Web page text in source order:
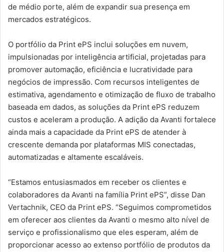
de médio porte, além de expandir sua presença em
mercados estratégicos.
O portfólio da Print ePS inclui soluções em nuvem,
impulsionadas por inteligência artificial, projetadas para
promover automação, eficiência e lucratividade para
negócios de impressão. Com recursos inteligentes de
estimativa, agendamento e otimização de fluxo de trabalho
baseada em dados, as soluções da Print ePS reduzem
custos e aceleram a produção. A adição da Avanti fortalece
ainda mais a capacidade da Print ePS de atender à
crescente demanda por plataformas MIS conectadas,
automatizadas e altamente escaláveis.
“Estamos entusiasmados em receber os clientes e
colaboradores da Avanti na família Print ePS”, disse Dan
Vertachnik, CEO da Print ePS. “Seguimos comprometidos
em oferecer aos clientes da Avanti o mesmo alto nível de
serviço e profissionalismo que eles esperam, além de
proporcionar acesso ao extenso portfólio de produtos da